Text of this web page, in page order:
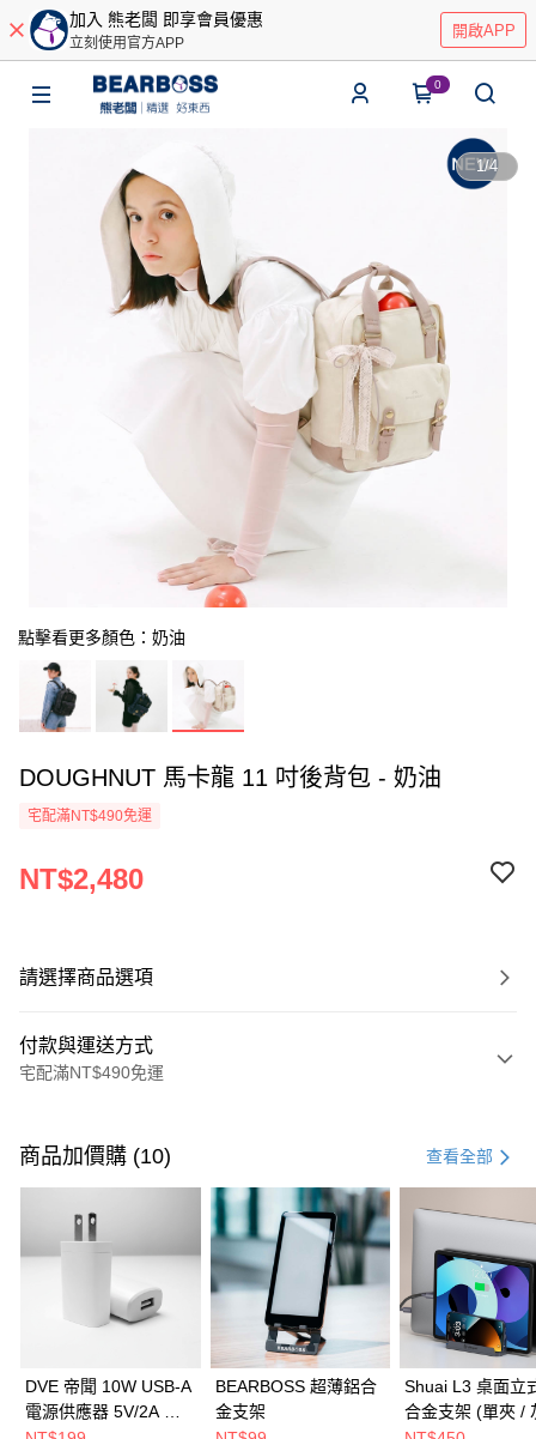
加入 熊老闆 即享會員優惠
立刻使用官方APP
開啟APP
0
1/4
點擊看更多顏色：奶油
DOUGHNUT 馬卡龍 11 吋後背包 - 奶油
宅配滿NT$490免運
NT$2,480
請選擇商品選項
付款與運送方式
宅配滿NT$490免運
信用卡一次付款
3 期 0 利率 每期 NT$826
第一商業銀行
華南商業銀行
彰化商業銀行
上海商業儲蓄銀行
台北富邦商業銀行
兆豐國際商業銀行
臺灣中小企業銀行
台中商業銀行
匯豐（台灣）商業銀行
華泰商業銀行
聯邦商業銀行
NT$413 21家銀行
合作金庫商業銀行
第一商業銀行
彰化商業銀行
台北富邦商業銀行
國泰世華商業銀行
兆豐國際商業銀行
臺灣中小企業銀行
匯豐（台灣）商業銀行
街口支付
商品加價購 (10) 查看全部
DVE 帝聞 10W USB-A
電源供應器 5V/2A 充
BEARBOSS 超薄鋁合
金支架
Shuai L3 桌面立
合金支架 (單夾 /